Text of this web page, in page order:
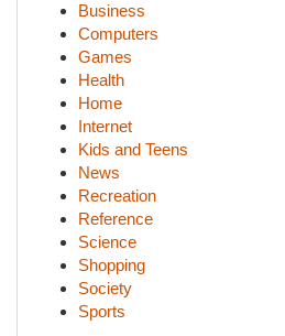
Business
Computers
Games
Health
Home
Internet
Kids and Teens
News
Recreation
Reference
Science
Shopping
Society
Sports